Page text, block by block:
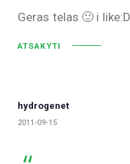
Geras telas 🙂 i like:D
ATSAKYTI
hydrogenet
2011-09-15